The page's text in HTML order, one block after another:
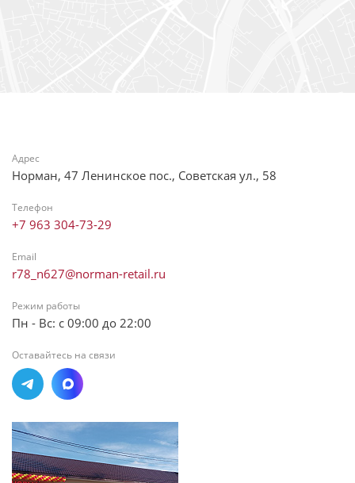
Адрес
Норман, 47 Ленинское пос., Советская ул., 58
Телефон
+7 963 304-73-29
Email
r78_n627@norman-retail.ru
Режим работы
Пн - Вс: с 09:00 до 22:00
Оставайтесь на связи